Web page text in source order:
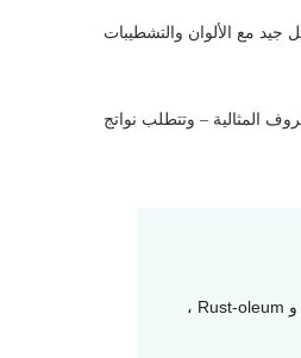
مع الألوان والتشطيبات
المثالية – وتتطلب نواتج
تنتج جميع الشركات المصنعة الكبرى للدهان تشطيبات من خطوة واحدة: Varathane ، و Minwax ، و Rust-oleum ،